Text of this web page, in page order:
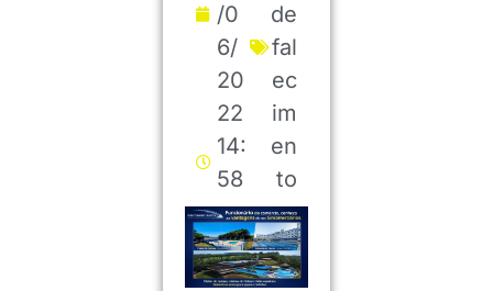
/0
6/
20
22
14:
58
de
fal
ec
im
en
to